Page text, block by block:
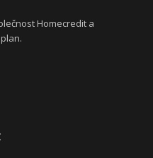
Homecredit a